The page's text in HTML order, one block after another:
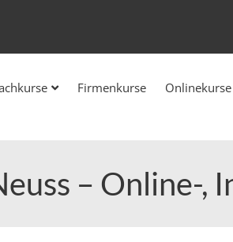
Firmenkurse Onlinekurse
– Online-,